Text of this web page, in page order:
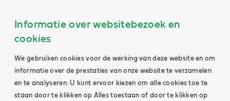
Informatie over websitebezoek en
cookies
We gebruiken cookies voor de werking van deze website en om
informatie over de prestaties van onze website te verzamelen
en te analyseren. U kunt ervoor kiezen om alle cookies toe te
staan door te klikken op Alles toestaan of door te klikken op